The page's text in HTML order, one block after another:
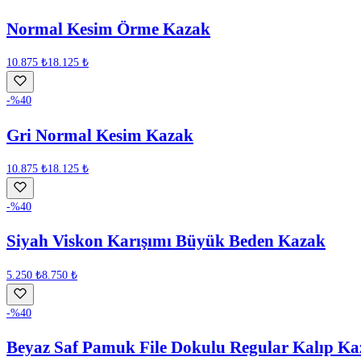
Normal Kesim Örme Kazak
10.875 ₺18.125 ₺
-%40
Gri Normal Kesim Kazak
10.875 ₺18.125 ₺
-%40
Siyah Viskon Karışımı Büyük Beden Kazak
5.250 ₺8.750 ₺
-%40
Beyaz Saf Pamuk File Dokulu Regular Kalıp